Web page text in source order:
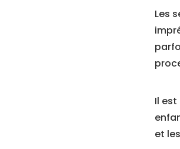
Les
Il
et